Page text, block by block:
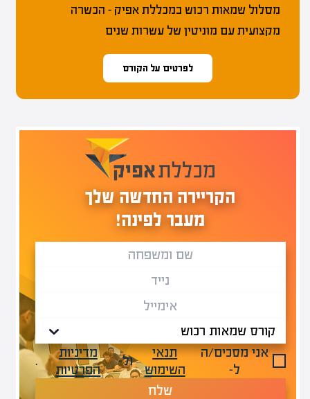
מסלול שמאות רכוש במכללת אפיק – הכשרה
מקצועית עם מוניטין של עשרות שנים
לפרטים על הקורס
הקריירה החדשה שלך
מעבר לפינה!
אני מסכים/ה
ל-
תנאי
השימוש
ול-
מדיניות
הפרטיות
.
שלח